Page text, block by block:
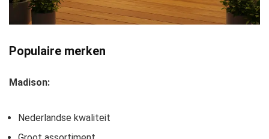
Populaire merken
Madison:
Nederlandse kwaliteit